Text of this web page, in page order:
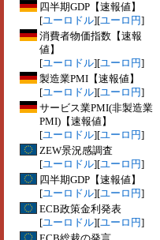
四半期GDP【速報値】
[ユーロドル][ユーロ円]
消費者物価指数【速報
値】
[ユーロドル][ユーロ円]
製造業PMI【速報値】
[ユーロドル][ユーロ円]
サービス業PMI(非製造業
PMI)【速報値】
[ユーロドル][ユーロ円]
ZEW景況感調査
[ユーロドル][ユーロ円]
四半期GDP【速報値】
[ユーロドル][ユーロ円]
ECB政策金利発表
[ユーロドル][ユーロ円]